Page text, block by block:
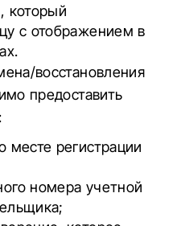
который
с отображением в
восстановления
предоставить
месте регистрации
номера учетной